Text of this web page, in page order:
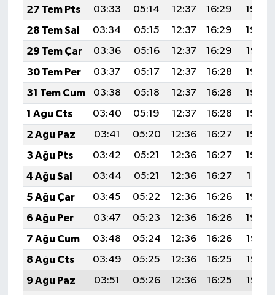
27 Tem Pts
03:33 05:14 12:37 16:29
19:49
28 Tem Sal
03:34 05:15 12:37 16:29
19:48
29 Tem Çar
03:36 05:16 12:37 16:29
19:47
30 Tem Per
03:37 05:17 12:37 16:28
19:46
31 Tem Cum
03:38 05:18 12:37 16:28
19:45
1 Ağu Cts
03:40 05:19 12:37 16:28
19:44
2 Ağu Paz
03:41 05:20 12:36 16:27
19:43
3 Ağu Pts
03:42 05:21 12:36 16:27
19:42
4 Ağu Sal
03:44 05:21 12:36 16:27
19:41
5 Ağu Çar
03:45 05:22 12:36 16:26
19:40
6 Ağu Per
03:47 05:23 12:36 16:26
19:39
7 Ağu Cum
03:48 05:24 12:36 16:26
19:38
8 Ağu Cts
03:49 05:25 12:36 16:25
19:37
9 Ağu Paz
03:51 05:26 12:36 16:25
19:36